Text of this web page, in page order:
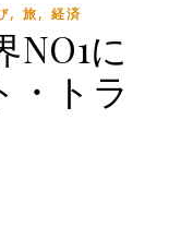
, 旅, 経済
NO1に
・トラ